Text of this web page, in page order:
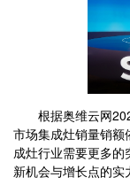
根据奥维云网
市场集成灶销量销
成灶行业需要更多
新机会与增长点的实